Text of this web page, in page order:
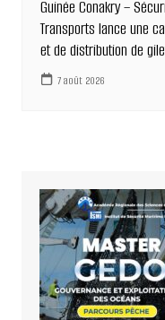
Guinée Conakry –
Transports lance une
et de distribution de
7 août 2026